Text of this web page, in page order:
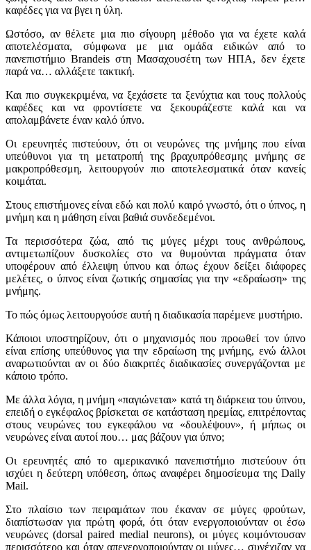
καφέδες για να βγει η ύλη.
Ωστόσο, αν θέλετε μια πιο σίγουρη μέθοδο για να έχετε καλά
αποτελέσματα, σύμφωνα με μια ομάδα ειδικών από το
πανεπιστήμιο Brandeis στη Μασαχουσέτη των ΗΠΑ, δεν έχετε
παρά να… αλλάξετε τακτική.
Και πιο συγκεκριμένα, να ξεχάσετε τα ξενύχτια και τους πολλούς
καφέδες και να φροντίσετε να ξεκουράζεστε καλά και να
απολαμβάνετε έναν καλό ύπνο.
Οι ερευνητές πιστεύουν, ότι οι νευρώνες της μνήμης που είναι
υπεύθυνοι για τη μετατροπή της βραχυπρόθεσμης μνήμης σε
μακροπρόθεσμη, λειτουργούν πιο αποτελεσματικά όταν κανείς
κοιμάται.
Στους επιστήμονες είναι εδώ και πολύ καιρό γνωστό, ότι ο ύπνος, η
μνήμη και η μάθηση είναι βαθιά συνδεδεμένοι.
Τα περισσότερα ζώα, από τις μύγες μέχρι τους ανθρώπους,
αντιμετωπίζουν δυσκολίες στο να θυμούνται πράγματα όταν
υποφέρουν από έλλειψη ύπνου και όπως έχουν δείξει διάφορες
μελέτες, ο ύπνος είναι ζωτικής σημασίας για την «εδραίωση» της
μνήμης.
Το πώς όμως λειτουργούσε αυτή η διαδικασία παρέμενε μυστήριο.
Κάποιοι υποστηρίζουν, ότι ο μηχανισμός που προωθεί τον ύπνο
είναι επίσης υπεύθυνος για την εδραίωση της μνήμης, ενώ άλλοι
αναρωτιούνται αν οι δύο διακριτές διαδικασίες συνεργάζονται με
κάποιο τρόπο.
Με άλλα λόγια, η μνήμη «παγιώνεται» κατά τη διάρκεια του ύπνου,
επειδή ο εγκέφαλος βρίσκεται σε κατάσταση ηρεμίας, επιτρέποντας
στους νευρώνες του εγκεφάλου να «δουλέψουν», ή μήπως οι
νευρώνες είναι αυτοί που… μας βάζουν για ύπνο;
Οι ερευνητές από το αμερικανικό πανεπιστήμιο πιστεύουν ότι
ισχύει η δεύτερη υπόθεση, όπως αναφέρει δημοσίευμα της Daily
Mail.
Στο πλαίσιο των πειραμάτων που έκαναν σε μύγες φρούτων,
διαπίστωσαν για πρώτη φορά, ότι όταν ενεργοποιούνταν οι έσω
νευρώνες (dorsal paired medial neurons), οι μύγες κοιμόντουσαν
περισσότερο και όταν απενεργοποιούνταν οι μύγες… συνέχιζαν να